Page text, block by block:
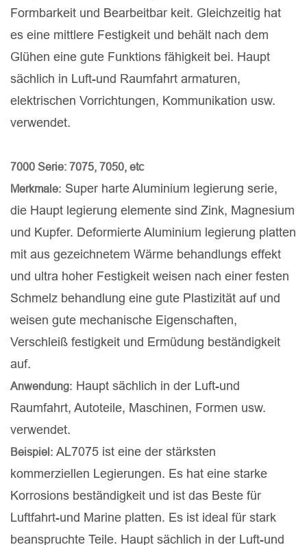
Formbarkeit und Bearbeitbar keit. Gleichzeitig hat
es eine mittlere Festigkeit und behält nach dem
Glühen eine gute Funktions fähigkeit bei. Haupt
sächlich in Luft-und Raumfahrt armaturen,
elektrischen Vorrichtungen, Kommunikation usw.
verwendet.
7000 Serie: 7075, 7050, etc
Merkmale: Super harte Aluminium legierung serie,
die Haupt legierung elemente sind Zink, Magnesium
und Kupfer. Deformierte Aluminium legierung platten
mit aus gezeichnetem Wärme behandlungs effekt
und ultra hoher Festigkeit weisen nach einer festen
Schmelz behandlung eine gute Plastizität auf und
weisen gute mechanische Eigenschaften,
Verschleiß festigkeit und Ermüdung beständigkeit
auf.
Anwendung: Haupt sächlich in der Luft-und
Raumfahrt, Autoteile, Maschinen, Formen usw.
verwendet.
Beispiel: AL7075 ist eine der stärksten
kommerziellen Legierungen. Es hat eine starke
Korrosions beständigkeit und ist das Beste für
Luftfahrt-und Marine platten. Es ist ideal für stark
beanspruchte Teile. Haupt sächlich in der Luft-und